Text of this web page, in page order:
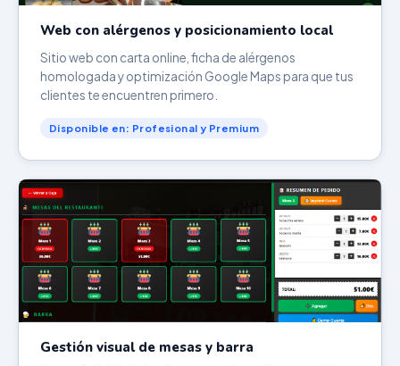
Web con alérgenos y posicionamiento local
Sitio web con carta online, ficha de alérgenos
homologada y optimización Google Maps para que tus
clientes te encuentren primero.
Disponible en: Profesional y Premium
Gestión visual de mesas y barra